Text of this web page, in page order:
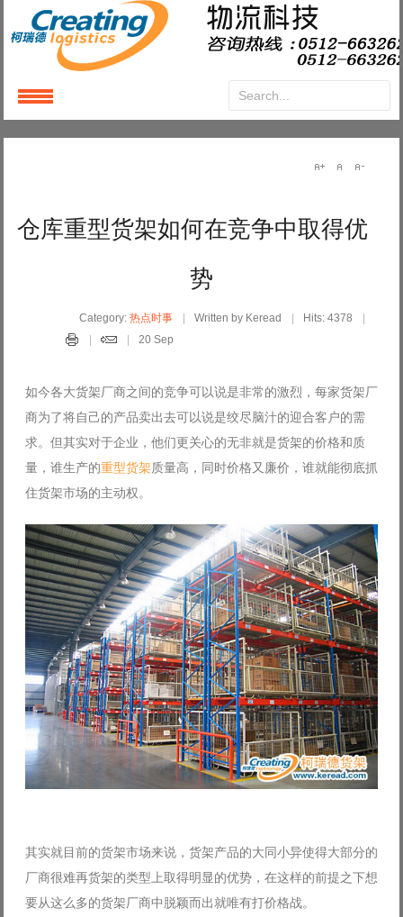
仓库重型货架如何在竞争中取得优
势
Category:热点时事 Written by Keread
Hits: 4378
20 Sep
如今各大货架厂商之间的竞争可以说是非常的激烈，每家货架厂
商为了将自己的产品卖出去可以说是绞尽脑汁的迎合客户的需
求。但其实对于企业，他们更关心的无非就是货架的价格和质
量，谁生产的重型货架质量高，同时价格又廉价，谁就能彻底抓
住货架市场的主动权。
其实就目前的货架市场来说，货架产品的大同小异使得大部分的
厂商很难再货架的类型上取得明显的优势，在这样的前提之下想
要从这么多的货架厂商中脱颖而出就唯有打价格战。
LoginorRegister
Remember Me
Log in with Facebook
Forgot your password?
Forgot your username?